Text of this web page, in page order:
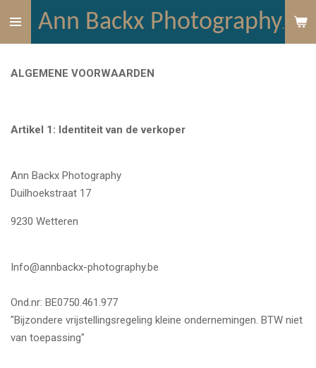
Ga
de
Ann Backx Photography
ALGEMENE VOORWAARDEN
Artikel 1: Identiteit van de verkoper
Ann Backx Photography
Duilhoekstraat 17
9230 Wetteren
Info@annbackx-photography.be
Ond.nr: BE0750.461.977
"Bijzondere vrijstellingsregeling kleine ondernemingen. BTW niet
van toepassing"